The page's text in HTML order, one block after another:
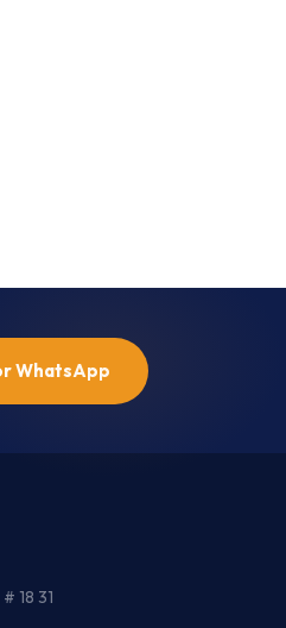
WhatsApp
18 31